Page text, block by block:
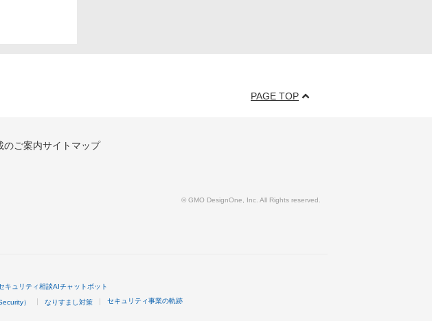
PAGE TOP
のご案内サイトマップ
© GMO DesignOne, Inc. All Rights reserved.
キュリティ相談AIチャットボット
） なりすまし対策 セキュリティ事業の軌跡